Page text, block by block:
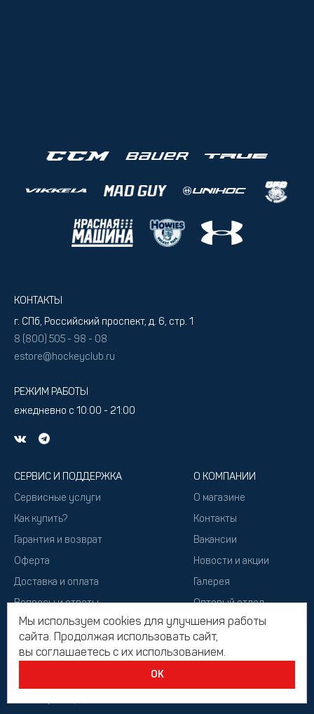
КОНТАКТЫ
г. СПб, Российский проспект, д. 6, стр. 1
8 (800) 505 - 98 - 08
estore@hockeyclub.ru
РЕЖИМ РАБОТЫ
ежедневно с 10:00 - 21:00
СЕРВИС И ПОДДЕРЖКА
Сервисные услуги
Как купить?
Гарантия и возврат
Оферта
Доставка и оплата
Вопросы и ответы
Подарочный сертификат
О КОМПАНИИ
О магазине
Контакты
Вакансии
Новости и акции
Галерея
Оптовый отдел
Мы используем cookies для улучшения работы
сайта. Продолжая использовать сайт,
вы соглашаетесь с их использованием.
ОК